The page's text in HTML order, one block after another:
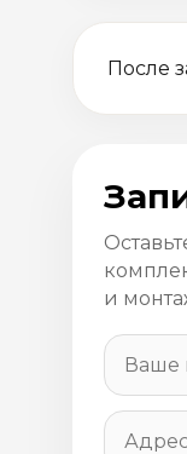
После
и